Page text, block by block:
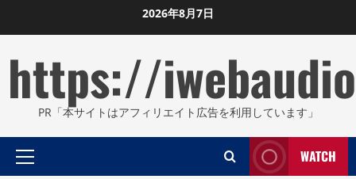
to
2026年8月7日
https://
PR「本サイトはアフィリエイト広告を利用しています」
Primary
WATCH